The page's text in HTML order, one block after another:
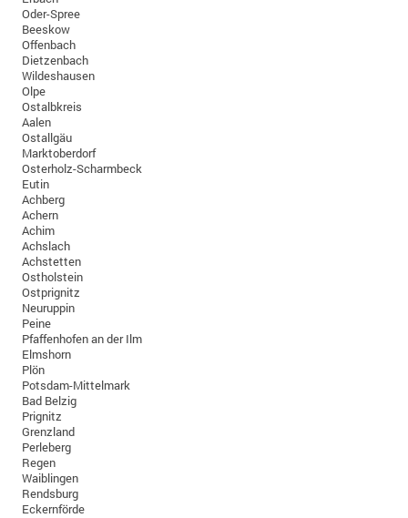
Oder-Spree
Beeskow
Offenbach
Dietzenbach
Wildeshausen
Olpe
Ostalbkreis
Aalen
Ostallgäu
Marktoberdorf
Osterholz-Scharmbeck
Eutin
Achberg
Achern
Achim
Achslach
Achstetten
Ostholstein
Ostprignitz
Neuruppin
Peine
Pfaffenhofen an der Ilm
Elmshorn
Plön
Potsdam-Mittelmark
Bad Belzig
Prignitz
Grenzland
Perleberg
Regen
Waiblingen
Rendsburg
Eckernförde